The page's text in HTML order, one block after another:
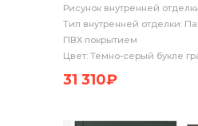
Рисунок внутренней
Тип внутренней отделки:
ПВХ покрытием
Цвет: Темно-серый букле
31 310₽